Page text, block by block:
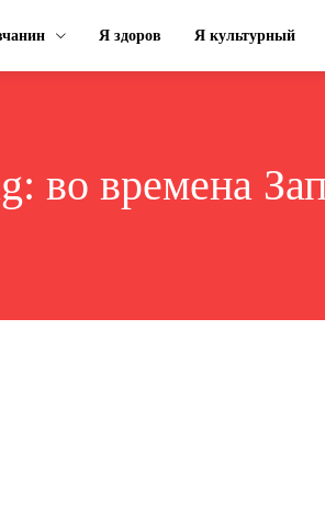
Я здоров Я культурный
во времена